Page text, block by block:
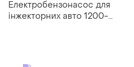
Електробензонасос для
інжекторних авто 1200-